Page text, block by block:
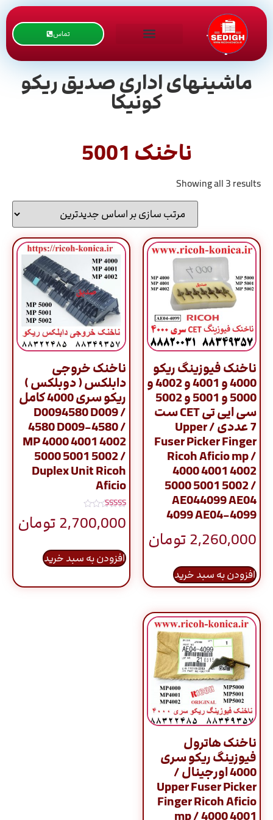
تماس
ماشینهای اداری صدیق ریکو
کونیکا
ناخنک 5001
Showing all 3 results
ناخنک فیوزینگ ریکو
4000 و 4001 و 4002 و
5000 و 5001 و 5002
سی ایی تی CET ست
7 عددی / Upper
Fuser Picker Finger
Ricoh Aficio mp /
4000 4001 4002
5000 5001 5002 /
AE044099 AE04
4099 AE04-4099
2,260,000تومان
افزودن به سبد خرید
ناخنک خروجی
دابلکس ( دوبلکس )
ريکو سری 4000 کامل
/ D0094580 D009
4580 D009-4580 /
MP 4000 4001 4002
5000 5001 5002 /
Duplex Unit Ricoh
Aficio
نمره
5.00
از 5
2,700,000تومان
افزودن به سبد خرید
ناخنک هاترول
فیوزینگ ریکو سری
4000 اورجینال /
Upper Fuser Picker
Finger Ricoh Aficio
mp / 4000 4001